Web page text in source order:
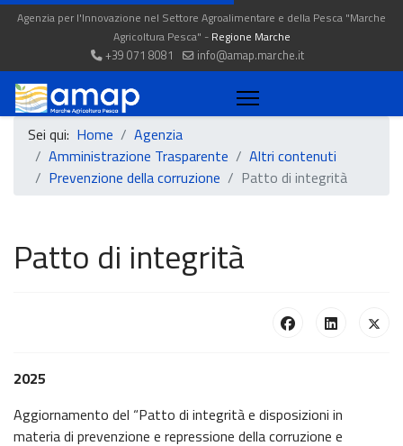
Agenzia per l'Innovazione nel Settore Agroalimentare e della Pesca "Marche
Agricoltura Pesca" - Regione Marche
+39 071 8081
info@amap.marche.it
Sei qui: Home
Agenzia
Amministrazione Trasparente
Altri contenuti
Prevenzione della corruzione
Patto di integrità
Patto di integrità
2025
Aggiornamento del “Patto di integrità e disposizioni in
materia di prevenzione e repressione della corruzione e